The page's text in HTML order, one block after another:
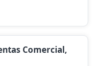
Comercial,